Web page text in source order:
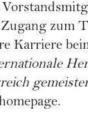
zum
Karriere